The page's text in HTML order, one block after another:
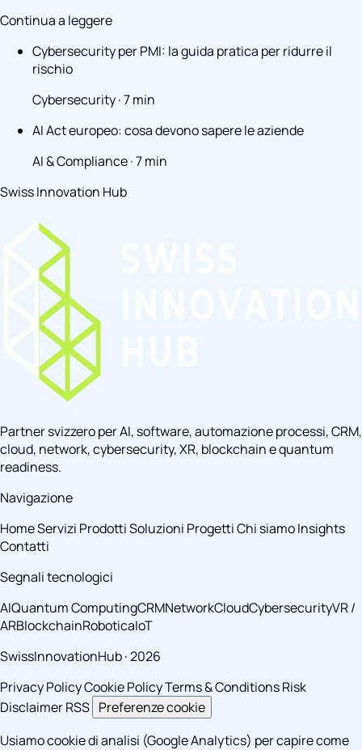
Continua a leggere
Cybersecurity per PMI: la guida pratica per ridurre il
rischio
Cybersecurity · 7 min
AI Act europeo: cosa devono sapere le aziende
AI & Compliance · 7 min
Swiss Innovation Hub
Partner svizzero per AI, software, automazione processi, CRM,
cloud, network, cybersecurity, XR, blockchain e quantum
readiness.
Navigazione
HomeServizi ProdottiSoluzioni ProgettiChi siamoInsights
Contatti
Segnali tecnologici
AIQuantum ComputingCRMNetworkCloudCybersecurityVR /
ARBlockchainRoboticaIoT
SwissInnovationHub · 2026
Privacy PolicyCookie PolicyTerms & ConditionsRisk
DisclaimerRSS Preferenze cookie
Usiamo cookie di analisi (Google Analytics) per capire come